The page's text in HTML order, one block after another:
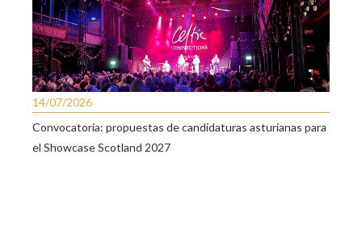
14/07/2026
Convocatoria: propuestas de candidaturas asturianas para
el Showcase Scotland 2027